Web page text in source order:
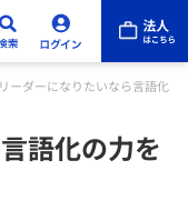
リーダーになりたいなら言語化の
語化の力を